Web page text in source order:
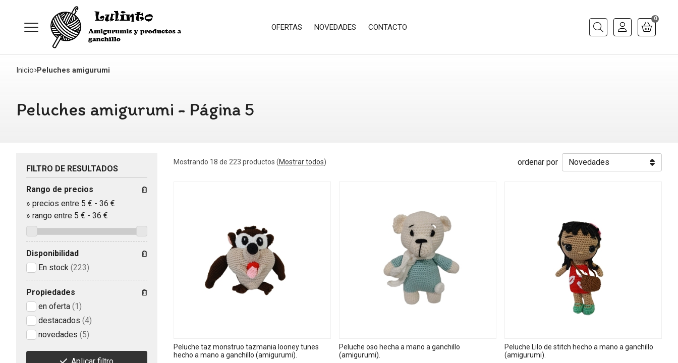
OFERTAS NOVEDADES CONTACTO
Buscar
0
Inicio Peluches amigurumi
Peluches amigurumi - Página 5
Mostrando 18 de 223 productos (Mostrar todos) ordenar por
Peluche taz monstruo tazmania looney tunes
hecho a mano a ganchillo (amigurumi).
Peluche oso hecha a mano a ganchillo
(amigurumi).
Peluche Lilo de stitch hecho a mano a ganchillo
(amigurumi).
FILTRO DE RESULTADOS
Rango de precios
» precios entre 5 € - 36 €
» rango entre 5 € - 36 €
Disponibilidad
En stock (223)
Propiedades
en oferta (1)
destacados (4)
novedades (5)